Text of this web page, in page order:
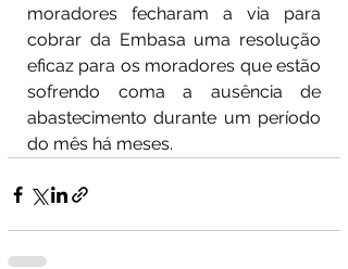
moradores fecharam a via para
cobrar da Embasa uma resolução
eficaz para os moradores que estão
sofrendo coma a ausência de
abastecimento durante um período
do mês há meses.